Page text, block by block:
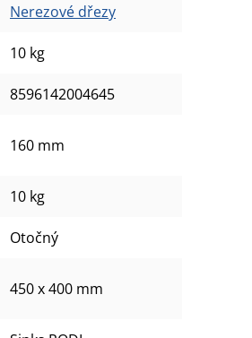
Nerezové dřezy
10 kg
8596142004645
160 mm
10 kg
Otočný
450 x 400 mm